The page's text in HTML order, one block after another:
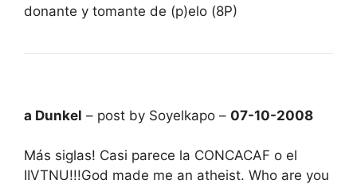
donante y tomante de (p)elo (8P)
a Dunkel – post by Soyelkapo – 07-10-2008
Más siglas! Casi parece la CONCACAF o el
IIVTNU!!!God made me an atheist. Who are you